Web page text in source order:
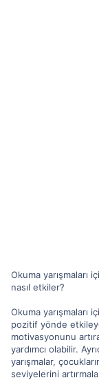
Okuma yarışmaları
nasıl etkiler?
Okuma yarışmaları
pozitif yönde
motivasyonunu
yardımcı olabilir.
yarışmalar,
seviyelerini